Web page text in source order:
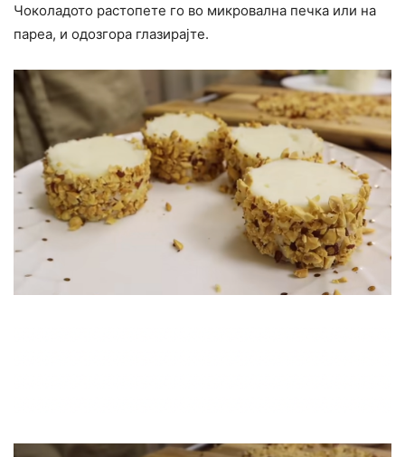
Чоколадото растопете го во микровална печка или на
пареа, и одозгора глазирајте.